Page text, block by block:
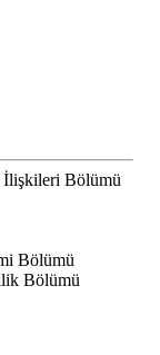
İlişkileri Bölümü
Bölümü
Bölümü